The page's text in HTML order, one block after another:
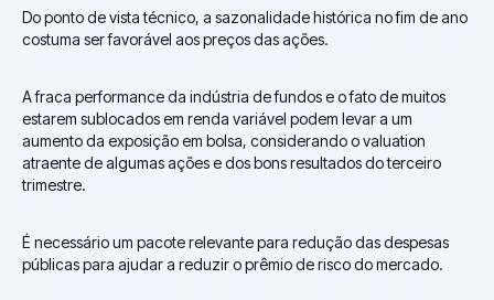
Do ponto de vista técnico, a sazonalidade histórica no fim de ano
costuma ser favorável aos preços das ações.
A fraca performance da indústria de fundos e o fato de muitos
estarem sublocados em renda variável podem levar a um
aumento da exposição em bolsa, considerando o valuation
atraente de algumas ações e dos bons resultados do terceiro
trimestre.
É necessário um pacote relevante para redução das despesas
públicas para ajudar a reduzir o prêmio de risco do mercado.